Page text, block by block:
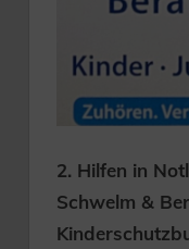
2. Hilfen in
Schwelm &